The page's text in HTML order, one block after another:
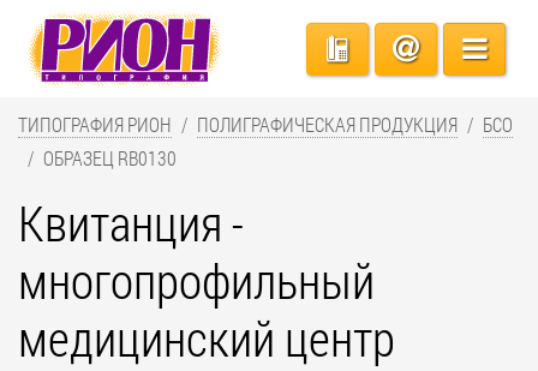
ТИПОГРАФИЯ РИОН ПОЛИГРАФИЧЕСКАЯ ПРОДУКЦИЯ
БСО
ОБРАЗЕЦ RB0130
Квитанция -
многопрофильный
медицинский центр